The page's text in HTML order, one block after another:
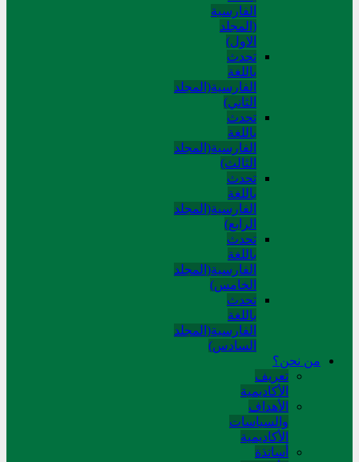
الفارسية
(المجلد
الاول)
تحدث
باللغة
الفارسية(المجلد
الثاني)
تحدث
باللغة
الفارسية(المجلد
الثالث)
تحدث
باللغة
الفارسية(المجلد
الرابع)
تحدث
باللغة
الفارسية(المجلد
الخامس)
تحدث
باللغة
الفارسية(المجلد
السادس)
من نحن؟
تعريف
الأكاديمية
الأهداف
والسياسات
الأكاديمية
أساتذة